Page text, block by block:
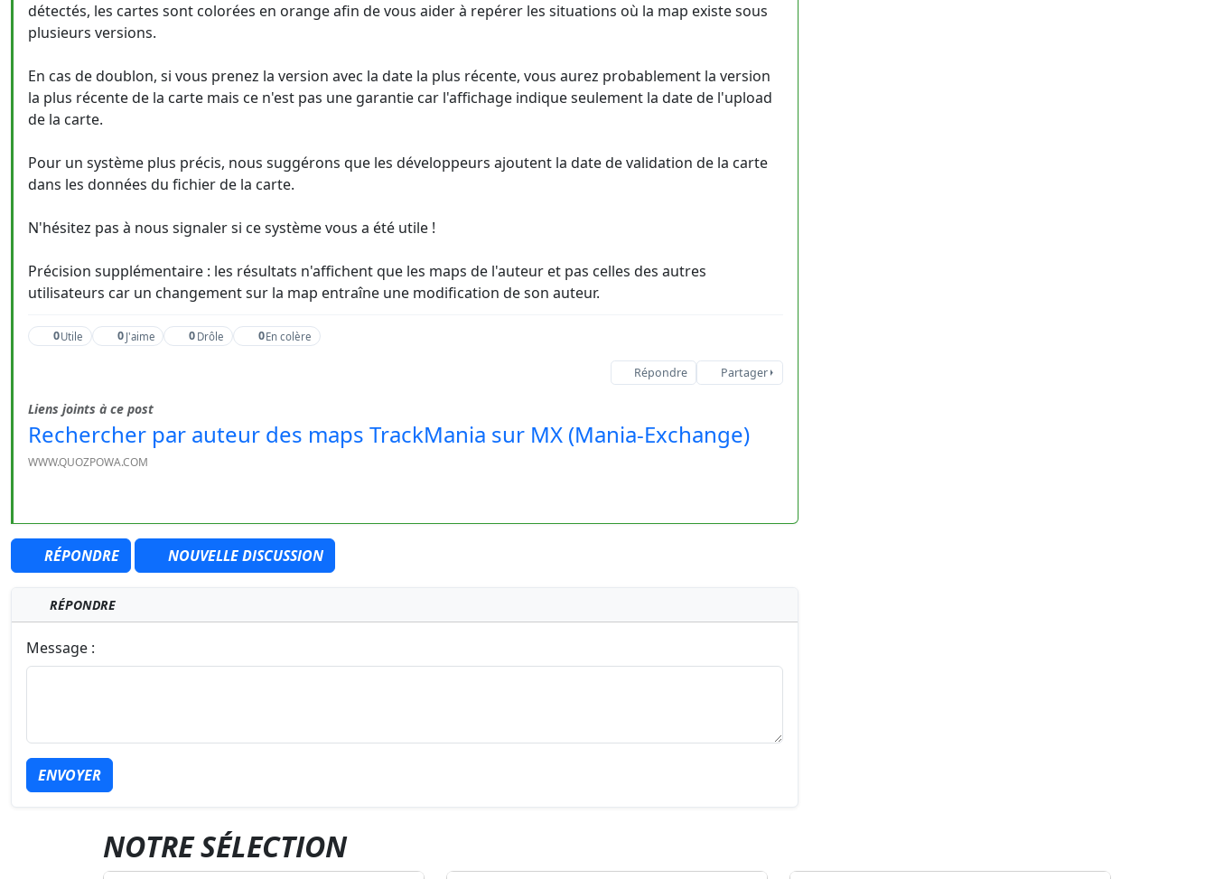
détectés, les cartes sont colorées en orange afin de vous aider à repérer les situations où la map existe sous
plusieurs versions.
En cas de doublon, si vous prenez la version avec la date la plus récente, vous aurez probablement la version
la plus récente de la carte mais ce n'est pas une garantie car l'affichage indique seulement la date de l'upload
de la carte.
Pour un système plus précis, nous suggérons que les développeurs ajoutent la date de validation de la carte
dans les données du fichier de la carte.
N'hésitez pas à nous signaler si ce système vous a été utile !
Précision supplémentaire : les résultats n'affichent que les maps de l'auteur et pas celles des autres
utilisateurs car un changement sur la map entraîne une modification de son auteur.
0Utile 0 J'aime 0 Drôle 0En colère
Répondre Partager
Liens joints à ce post
Rechercher par auteur des maps TrackMania sur MX (Mania-Exchange)
WWW.QUOZPOWA.COM
RÉPONDRE NOUVELLE DISCUSSION
RÉPONDRE
Message :
ENVOYER
NOTRE SÉLECTION